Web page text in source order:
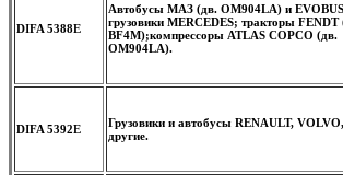
DIFA 5388E
Автобусы МАЗ (дв. OM904LA) и
грузовики MERCEDES; тракторы FENDT
BF4M);компрессоры ATLAS COPCO (дв.
OM904LA).
DIFA 5392E
Грузовики и автобусы RENAULT,
другие.